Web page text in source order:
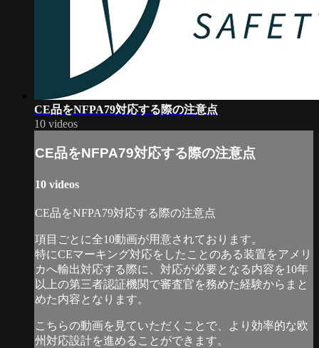
CE品をNFPA79対応する際の注意点
10 videos
CE品をNFPA79対応する際の注意点
10 videos
CE品をNFPA79対応する際の注意点
項目ごとに全10動画が用意されております。
特にCEマーキング対応をしたことのある装置をアメリ
カへ輸出対応する際に、対応が必要となる内容を10年
以上の第三者認証機関で審査官を務めた経験からまと
めた内容となります。
こちらの動画を見ていただくことで、より効率的な欧
州対応設計を進めることができます。